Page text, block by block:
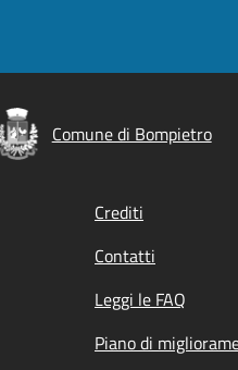
Comune di Bompietro
Crediti
Contatti
Leggi le FAQ
Piano di